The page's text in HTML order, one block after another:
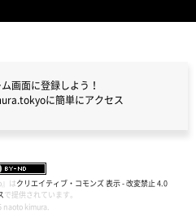
ム画面に登録しよう！
に簡単にアクセス
』は クリエイティブ・コモンズ 表示 - 改変禁止 4.0
で提供されています。
naoto kimura.